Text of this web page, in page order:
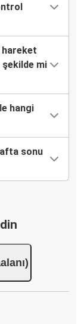
hareket
şekilde mi
hangi
sonu